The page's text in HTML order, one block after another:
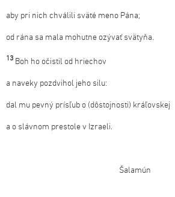
aby pri nich chválili sväté meno Pána;
od rána sa mala mohutne ozývať svätyňa.
13 Boh ho očistil od hriechov
a naveky pozdvihol jeho silu:
dal mu pevný prísľub o (dôstojnosti) kráľovskej
a o slávnom prestole v Izraeli.
Šalamún